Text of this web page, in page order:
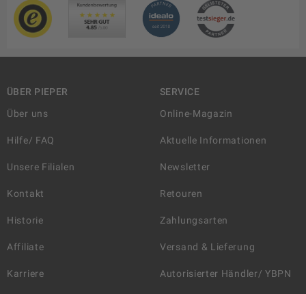
ÜBER PIEPER
Über uns
Hilfe/ FAQ
Unsere Filialen
Kontakt
Historie
Affiliate
Karriere
SERVICE
Online-Magazin
Aktuelle Informationen
Newsletter
Retouren
Zahlungsarten
Versand & Lieferung
Autorisierter Händler/ YBPN